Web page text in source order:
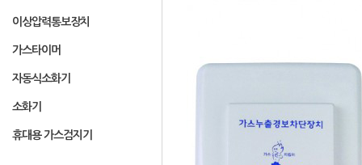
이상압력통보장치
가스타이머
자동식소화기
소화기
휴대용 가스검지기